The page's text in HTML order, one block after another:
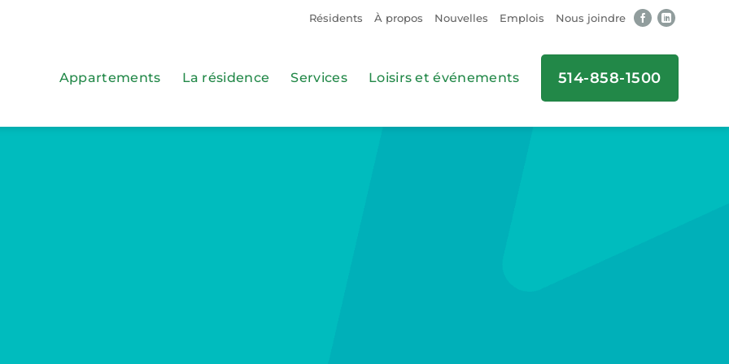
Résidents À propos Nouvelles Emplois Nous joindre
Appartements La résidence Services Loisirs et événements 514-858-1500